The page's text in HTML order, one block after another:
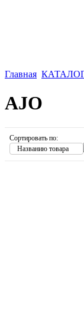
Главная
AJO
Сортировать по:
Названию товара